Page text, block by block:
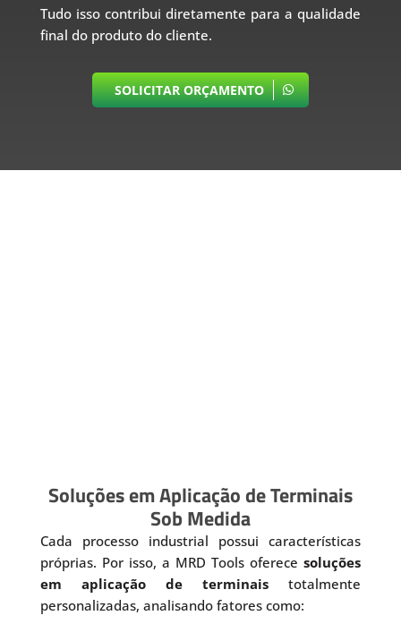
Tudo isso contribui diretamente para a qualidade
final do produto do cliente.
SOLICITAR ORÇAMENTO
Soluções em Aplicação de Terminais
Sob Medida
Cada processo industrial possui características
próprias. Por isso, a MRD Tools oferecesoluções
em aplicação de terminais totalmente
personalizadas, analisando fatores como: